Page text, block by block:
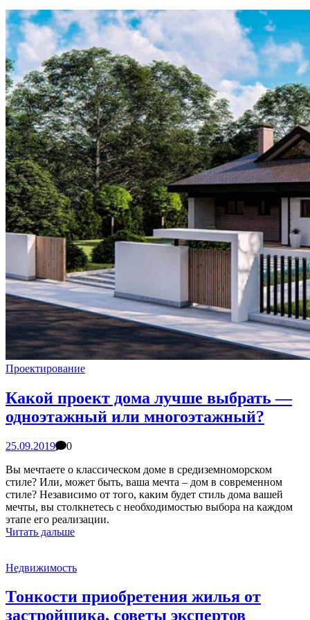
Проектирование
Какой проект дома лучше выбрать —
одноэтажный или многоэтажный?
25.09.2019
0
Вы мечтаете о классическом доме в средиземноморском
стиле? Или, может быть, ваша мечта – дом в современном
стиле? Независимо от того, каким будет стиль дома вашей
мечты, вы столкнетесь с необходимостью выбора на каждом
этапе его реализации.
Читать дальше
Недвижимость
Тонкости приобретения жилья от
застройщика, советы экспертов